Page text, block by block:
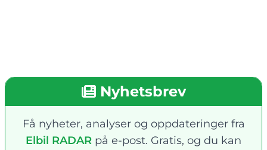
Nyhetsbrev
Få nyheter, analyser og oppdateringer fra
Elbil RADAR på e-post. Gratis, og du kan